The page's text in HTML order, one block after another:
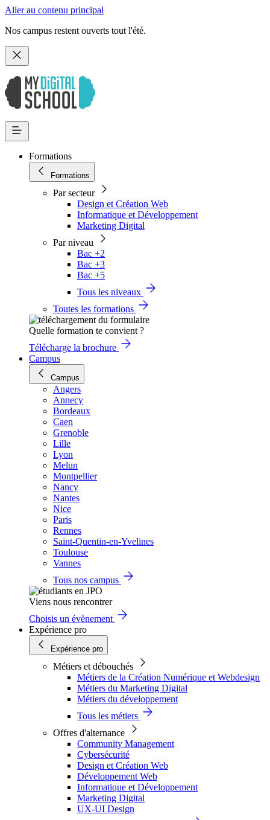
Aller au contenu principal
Nos campus restent ouverts tout l'été.
Formations
Formations
Par secteur
Design et Création Web
Informatique et Développement
Marketing Digital
Par niveau
Bac +2
Bac +3
Bac +5
Tous les niveaux
Toutes les formations
Quelle formation te convient ?
Télécharge la brochure
Campus
Campus
Angers
Annecy
Bordeaux
Caen
Grenoble
Lille
Lyon
Melun
Montpellier
Nancy
Nantes
Nice
Paris
Rennes
Saint-Quentin-en-Yvelines
Toulouse
Vannes
Tous nos campus
Viens nous rencontrer
Choisis un évènement
Expérience pro
Expérience pro
Métiers et débouchés
Métiers de la Création Numérique et Webdesign
Métiers du Marketing Digital
Métiers du développement
Tous les métiers
Offres d'alternance
Community Management
Cybersécurité
Design et Création Web
Développement Web
Informatique et Développement
Marketing Digital
UX-UI Design